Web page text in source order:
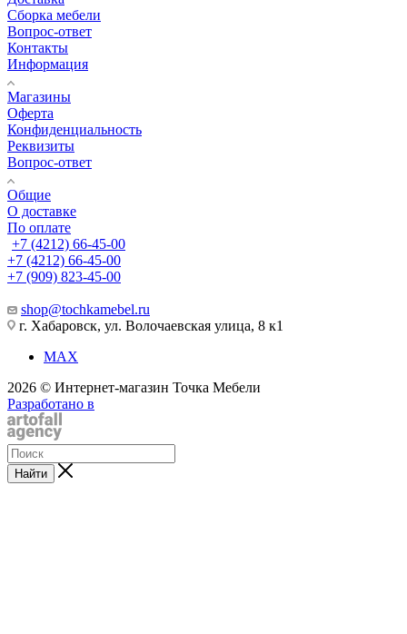
Сборка мебели
Вопрос-ответ
Контакты
Информация
Магазины
Оферта
Конфиденциальность
Реквизиты
Вопрос-ответ
Общие
О доставке
По оплате
+7 (4212) 66-45-00
+7 (4212) 66-45-00
+7 (909) 823-45-00
shop@tochkamebel.ru
г. Хабаровск, ул. Волочаевская улица, 8 к1
MAX
2026 © Интернет-магазин Точка Мебели
Разработано в
Найти